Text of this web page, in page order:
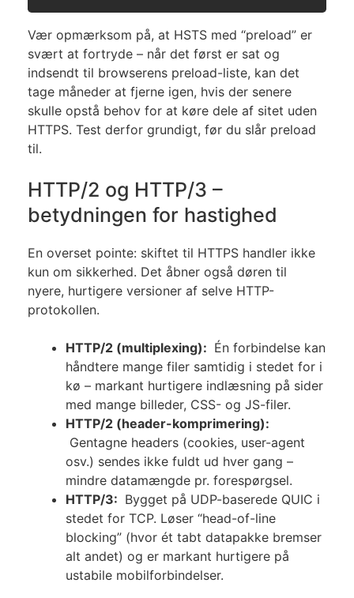
Vær opmærksom på, at HSTS med “preload” er
svært at fortryde – når det først er sat og
indsendt til browserens preload-liste, kan det
tage måneder at fjerne igen, hvis der senere
skulle opstå behov for at køre dele af sitet uden
HTTPS. Test derfor grundigt, før du slår preload
til.
HTTP/2 og HTTP/3 –
betydningen for hastighed
En overset pointe: skiftet til HTTPS handler ikke
kun om sikkerhed. Det åbner også døren til
nyere, hurtigere versioner af selve HTTP-
protokollen.
HTTP/2 (multiplexing): Én forbindelse kan
håndtere mange filer samtidig i stedet for i
kø – markant hurtigere indlæsning på sider
med mange billeder, CSS- og JS-filer.
HTTP/2 (header-komprimering):
Gentagne headers (cookies, user-agent
osv.) sendes ikke fuldt ud hver gang –
mindre datamængde pr. forespørgsel.
HTTP/3: Bygget på UDP-baserede QUIC i
stedet for TCP. Løser “head-of-line
blocking” (hvor ét tabt datapakke bremser
alt andet) og er markant hurtigere på
ustabile mobilforbindelser.